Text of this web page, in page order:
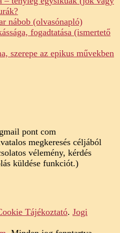
nábob (olvasónapló)
fogadtatása (ismertető
szerepe az epikus művekben
pont com
megkeresés céljából
vélemény, kérdés
küldése funkciót.)
Tájékoztató. Jogi